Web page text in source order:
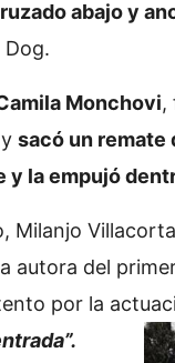
abajo y
Dog.
Monchovi,
sacó un remate
y la empujó
Milanjo
autora del
por la